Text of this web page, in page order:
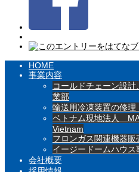
HOME
事業内容
コールドチェーン設
業部
輸送用冷凍装置の修
ベトナム現地法人
Vietnam
フロンガス関連機器販
イージードームハウス
会社概要